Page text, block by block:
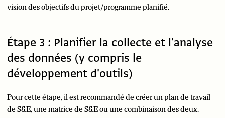
vision des objectifs du projet/programme planifié.
Étape 3 : Planifier la collecte et l'analyse
des données (y compris le
développement d'outils)
Pour cette étape, il est recommandé de créer un plan de travail
de S&E, une matrice de S&E ou une combinaison des deux.